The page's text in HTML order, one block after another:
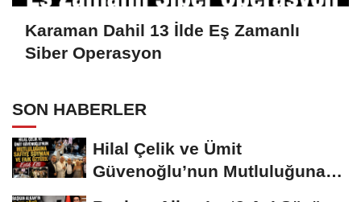
Karaman Dahil 13 İlde Eş Zamanlı
Siber Operasyon
SON HABERLER
Hilal Çelik ve Ümit
Güvenoğlu’nun Mutluluğuna